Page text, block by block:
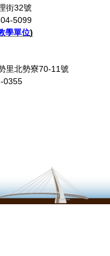
街32號
5099
學單位)
里北勢寮70-11號
0355